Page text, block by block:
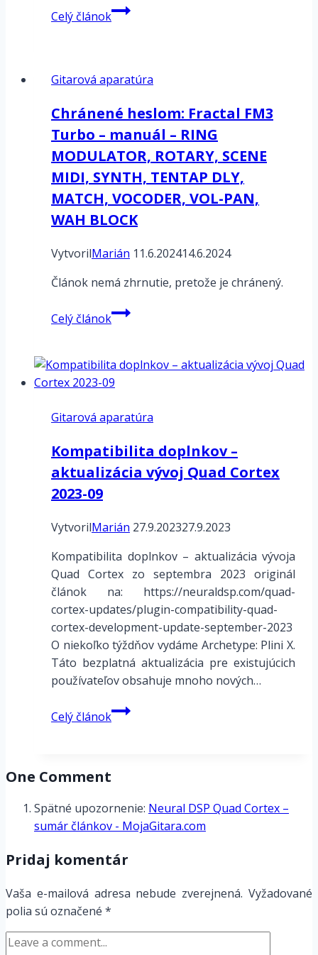
Celý článokNeural
DSP
–
1.0.1
Gitarová aparatúra
Chránené heslom: Fractal FM3
Turbo – manuál – RING
MODULATOR, ROTARY, SCENE
MIDI, SYNTH, TENTAP DLY,
MATCH, VOCODER, VOL-PAN,
WAH BLOCK
VytvorilMarián 11.6.202414.6.2024
Článok nemá zhrnutie, pretože je chránený.
Celý článokChránené
heslom:
FM3
Turbo
manuál
RING
MODULATOR,
MIDI,
TENTAP
DLY,
MATCH,
VOCODER,
VOL-
PAN,
WAH
BLOCK
Gitarová aparatúra
Kompatibilita doplnkov –
aktualizácia vývoj Quad Cortex
2023-09
VytvorilMarián 27.9.202327.9.2023
Kompatibilita doplnkov – aktualizácia vývoja
Quad Cortex zo septembra 2023 originál
článok na: https://neuraldsp.com/quad-
cortex-updates/plugin-compatibility-quad-
cortex-development-update-september-2023
O niekoľko týždňov vydáme Archetype: Plini X.
Táto bezplatná aktualizácia pre existujúcich
používateľov obsahuje mnoho nových…
Celý článokKompatibilita
doplnkov
Cortex
2023-
09
One Comment
Spätné upozornenie: Neural DSP Quad Cortex –
sumár článkov - MojaGitara.com
Pridaj komentár
Vaša e-mailová adresa nebude zverejnená. Vyžadované
polia sú označené *